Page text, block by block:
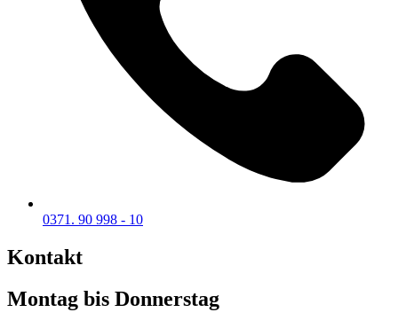
0371. 90 998 - 10
Kontakt
Montag bis Donnerstag